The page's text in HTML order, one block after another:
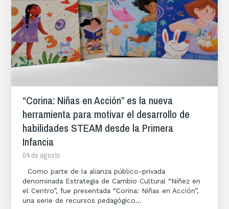
“Corina: Niñas en Acción” es la nueva
herramienta para motivar el desarrollo de
habilidades STEAM desde la Primera
Infancia
04 de agosto
Como parte de la alianza público-privada
denominada Estrategia de Cambio Cultural “Niñez en
el Centro”, fue presentada “Corina: Niñas en Acción”,
una serie de recursos pedagógico...